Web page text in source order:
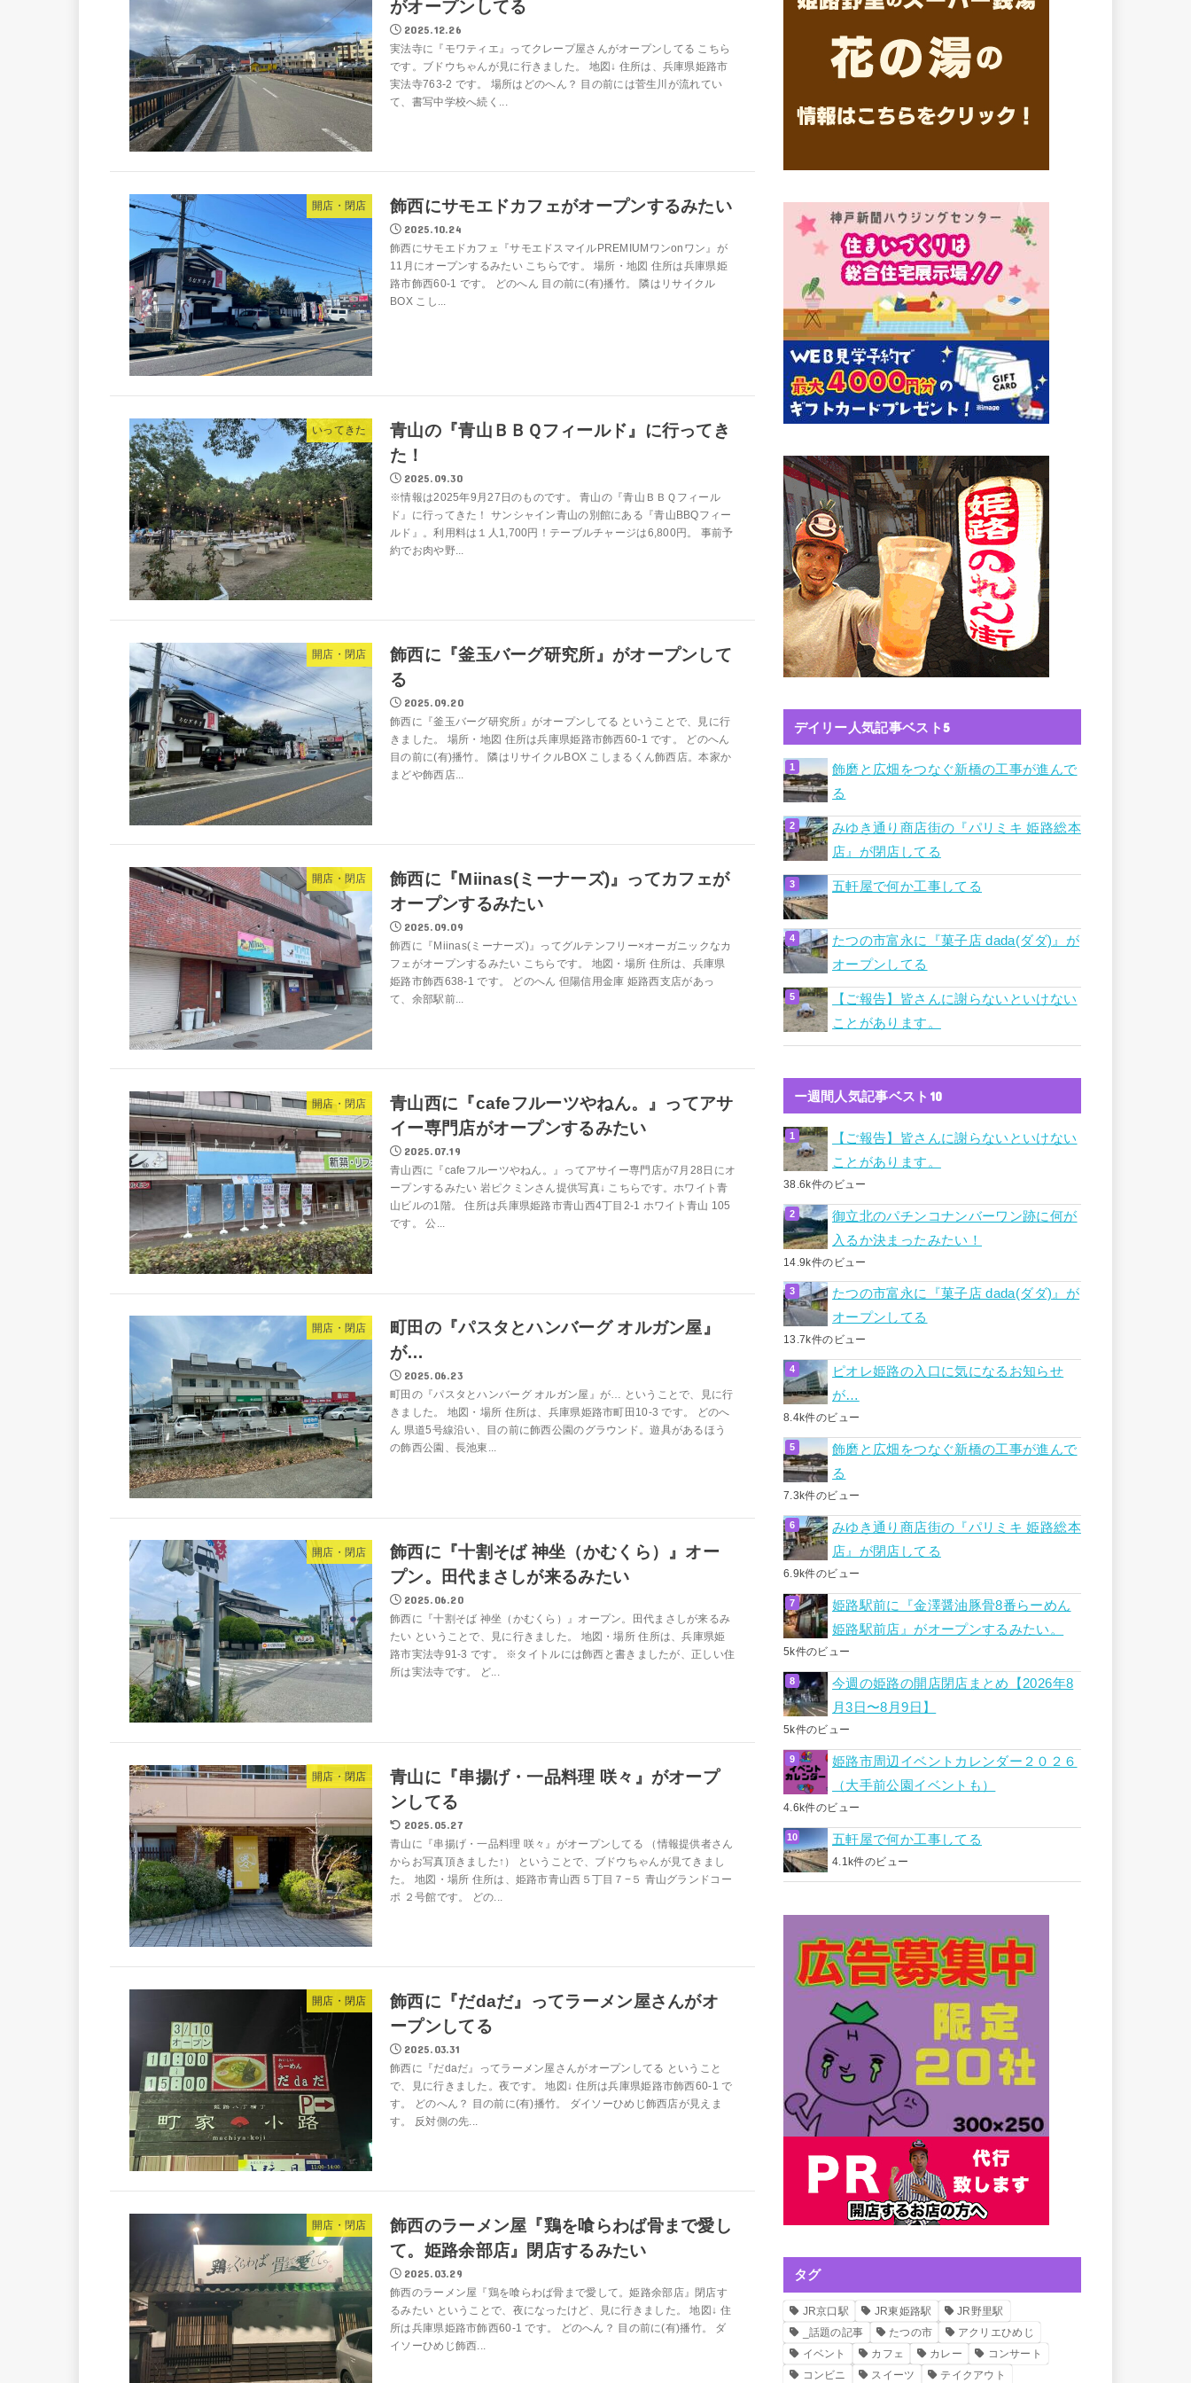
がオープンしてる
2025.12.26
実法寺に『モワティエ』ってクレープ屋さんがオープンしてる こちら
です。ブドウちゃんが見に行きました。 地図↓ 住所は、兵庫県姫路市
実法寺763-2 です。 場所はどのへん？ 目の前には菅生川が流れてい
て、書写中学校へ続く...
開店・閉店 飾西にサモエドカフェがオープンするみたい
2025.10.24
飾西にサモエドカフェ『サモエドスマイルPREMIUMワンonワン』が
11月にオープンするみたい こちらです。 場所・地図 住所は兵庫県姫
路市飾西60-1 です。 どのへん 目の前に(有)播竹。 隣はリサイクル
BOX こし...
いってきた
青山の『青山ＢＢＱフィールド』に行ってき
た！
2025.09.30
※情報は2025年9月27日のものです。 青山の『青山ＢＢＱフィール
ド』に行ってきた！ サンシャイン青山の別館にある『青山BBQフィー
ルド』。利用料は１人1,700円！テーブルチャージは6,800円。 事前予
約でお肉や野...
開店・閉店
飾西に『釜玉バーグ研究所』がオープンして
る
2025.09.20
飾西に『釜玉バーグ研究所』がオープンしてる ということで、見に行
きました。 場所・地図 住所は兵庫県姫路市飾西60-1 です。 どのへん
目の前に(有)播竹。 隣はリサイクルBOX こしまるくん飾西店。本家か
まどや飾西店...
開店・閉店
飾西に『Miinas(ミーナーズ)』ってカフェが
オープンするみたい
2025.09.09
飾西に『Miinas(ミーナーズ)』ってグルテンフリー×オーガニックなカ
フェがオープンするみたい こちらです。 地図・場所 住所は、兵庫県
姫路市飾西638-1 です。 どのへん 但陽信用金庫 姫路西支店があっ
て、余部駅前...
開店・閉店
青山西に『cafeフルーツやねん。』ってアサ
イー専門店がオープンするみたい
2025.07.19
青山西に『cafeフルーツやねん。』ってアサイー専門店が7月28日にオ
ープンするみたい 岩ピクミンさん提供写真↓ こちらです。ホワイト青
山ビルの1階。 住所は兵庫県姫路市青山西4丁目2-1 ホワイト青山 105
です。 公...
開店・閉店
町田の『パスタとハンバーグ オルガン屋』
が…
2025.06.23
町田の『パスタとハンバーグ オルガン屋』が… ということで、見に行
きました。 地図・場所 住所は、兵庫県姫路市町田10-3 です。 どのへ
ん 県道5号線沿い、目の前に飾西公園のグラウンド。遊具があるほう
の飾西公園、長池東...
開店・閉店
飾西に『十割そば 神坐（かむくら）』オー
プン。田代まさしが来るみたい
2025.06.20
飾西に『十割そば 神坐（かむくら）』オープン。田代まさしが来るみ
たい ということで、見に行きました。 地図・場所 住所は、兵庫県姫
路市実法寺91-3 です。 ※タイトルには飾西と書きましたが、正しい住
所は実法寺です。 ど...
開店・閉店
青山に『串揚げ・一品料理 咲々』がオープ
ンしてる
2025.05.27
青山に『串揚げ・一品料理 咲々』がオープンしてる （情報提供者さん
からお写真頂きました↑） ということで、ブドウちゃんが見てきまし
た。 地図・場所 住所は、姫路市青山西５丁目７−５ 青山グランドコー
ポ ２号館です。 どの...
開店・閉店
飾西に『だdaだ』ってラーメン屋さんがオ
ープンしてる
2025.03.31
飾西に『だdaだ』ってラーメン屋さんがオープンしてる ということ
で、見に行きました。夜です。 地図↓ 住所は兵庫県姫路市飾西60-1 で
す。 どのへん？ 目の前に(有)播竹。 ダイソーひめじ飾西店が見えま
す。 反対側の先...
開店・閉店
飾西のラーメン屋『鶏を喰らわば骨まで愛し
て。姫路余部店』閉店するみたい
2025.03.29
飾西のラーメン屋『鶏を喰らわば骨まで愛して。姫路余部店』閉店す
るみたい ということで、夜になったけど、見に行きました。 地図↓ 住
所は兵庫県姫路市飾西60-1 です。 どのへん？ 目の前に(有)播竹。 ダ
イソーひめじ飾西...
デイリー人気記事ベスト5
飾磨と広畑をつなぐ新橋の工事が進んで
る
みゆき通り商店街の『パリミキ 姫路総本
店』が閉店してる
五軒屋で何か工事してる
たつの市富永に『菓子店 dada(ダダ)』が
オープンしてる
【ご報告】皆さんに謝らないといけない
ことがあります。
ー週間人気記事ベスト10
【ご報告】皆さんに謝らないといけない
ことがあります。
38.6k件のビュー
御立北のパチンコナンバーワン跡に何が
入るか決まったみたい！
14.9k件のビュー
たつの市富永に『菓子店 dada(ダダ)』が
オープンしてる
13.7k件のビュー
ピオレ姫路の入口に気になるお知らせ
が…
8.4k件のビュー
飾磨と広畑をつなぐ新橋の工事が進んで
る
7.3k件のビュー
みゆき通り商店街の『パリミキ 姫路総本
店』が閉店してる
6.9k件のビュー
姫路駅前に『金澤醤油豚骨8番らーめん
姫路駅前店』がオープンするみたい。
5k件のビュー
今週の姫路の開店閉店まとめ【2026年8
月3日〜8月9日】
5k件のビュー
姫路市周辺イベントカレンダー２０２６
（大手前公園イベントも）
4.6k件のビュー
五軒屋で何か工事してる
4.1k件のビュー
タグ
JR京口駅 JR東姫路駅
JR野里駅
_話題の記事
たつの市
アクリエひめじ
イベント
カフェ カレー
コンサート
コンビニ
スイーツ テイクアウト